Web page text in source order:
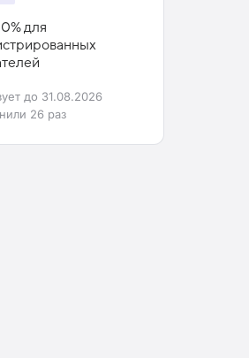
для
до 31.08.2026
26 раз